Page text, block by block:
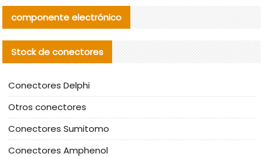
componente electrónico
Stock de conectores
Conectores Delphi
Otros conectores
Conectores Sumitomo
Conectores Amphenol